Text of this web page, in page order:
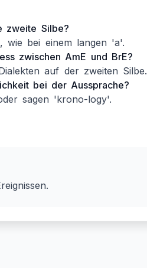
zweite Silbe?
bei einem langen 'a'.
zwischen AmE und BrE?
auf der zweiten Silbe.
bei der Aussprache?
sagen 'krono-logy'.